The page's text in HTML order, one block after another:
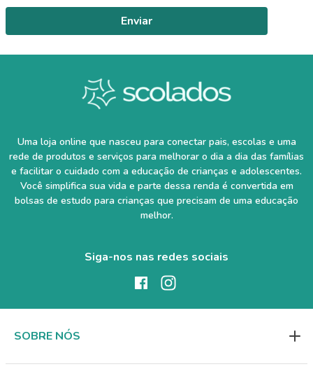
Enviar
Uma loja online que nasceu para conectar pais, escolas e uma
rede de produtos e serviços para melhorar o dia a dia das famílias
e facilitar o cuidado com a educação de crianças e adolescentes.
Você simplifica sua vida e parte dessa renda é convertida em
bolsas de estudo para crianças que precisam de uma educação
melhor.
Siga-nos nas redes sociais
SOBRE NÓS